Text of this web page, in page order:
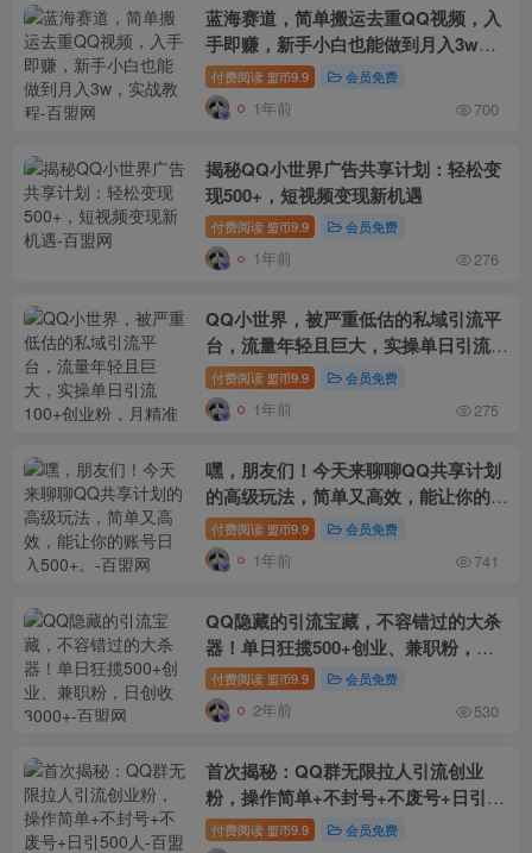
蓝海赛道，简单搬运去重QQ视频，入
手即赚，新手小白也能做到月入3w，
实战教程
付费阅读 盟币9.9 会员免费
1年前 700
揭秘QQ小世界广告共享计划：轻松变
现500+，短视频变现新机遇
付费阅读 盟币9.9 会员免费
1年前 276
QQ小世界，被严重低估的私域引流平
台，流量年轻且巨大，实操单日引流
100+创业粉，月精准变现1W+
付费阅读 盟币9.9 会员免费
1年前 275
嘿，朋友们！今天来聊聊QQ共享计划
的高级玩法，简单又高效，能让你的账
号日入500+。
付费阅读 盟币9.9 会员免费
1年前 741
QQ隐藏的引流宝藏，不容错过的大杀
器！单日狂揽500+创业、兼职粉，日
创收3000+
付费阅读 盟币9.9 会员免费
2年前 530
首次揭秘：QQ群无限拉人引流创业
粉，操作简单+不封号+不废号+日引
500人
付费阅读 盟币9.9 会员免费